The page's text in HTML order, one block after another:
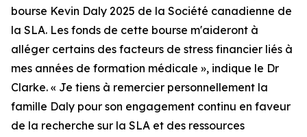
bourse Kevin Daly 2025 de la Société canadienne de
la SLA. Les fonds de cette bourse m'aideront à
alléger certains des facteurs de stress financier liés à
mes années de formation médicale », indique le Dr
Clarke. « Je tiens à remercier personnellement la
famille Daly pour son engagement continu en faveur
de la recherche sur la SLA et des ressources